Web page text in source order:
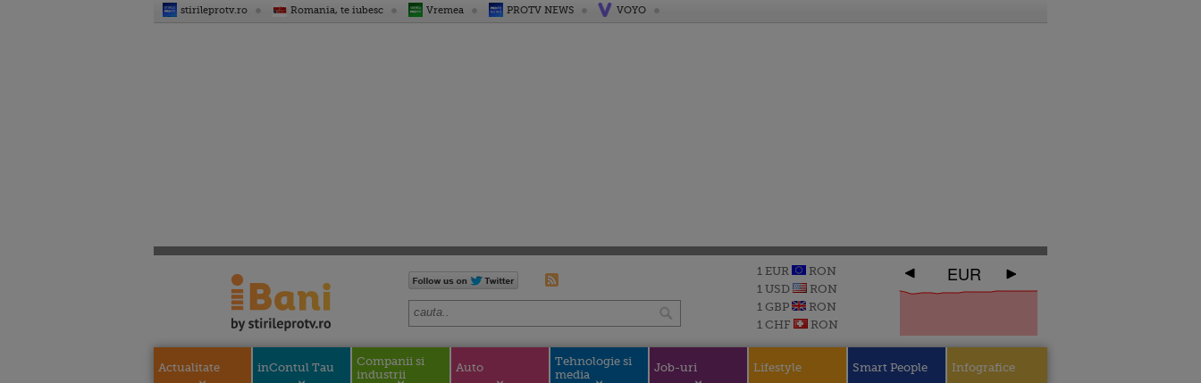
stirileprotv.ro Romania, te iubesc Vremea PROTV NEWS VOYO
1 EUR
RON
1 USD
RON
1 GBP
RON
1 CHF
RON
EUR
Actualitate inContul Tau
Companii si
industrii
Auto
Tehnologie si
media
Job-uri Lifestyle Smart People Infografice